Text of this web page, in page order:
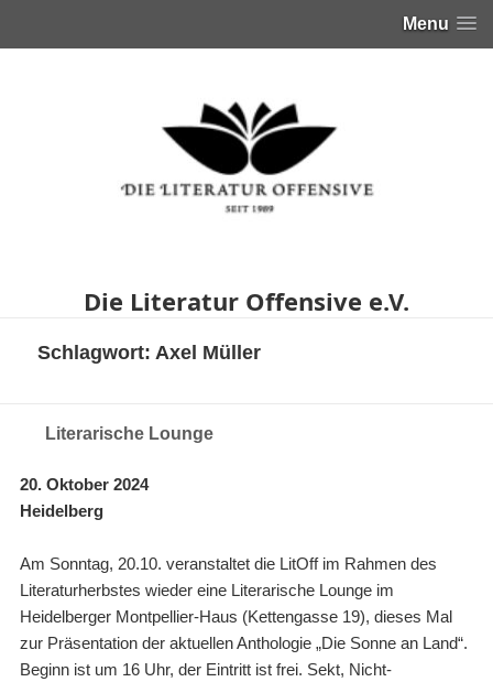
Menu
Die Literatur Offensive e.V.
Schlagwort:Axel Müller
Literarische Lounge
20. Oktober 2024
Heidelberg
Am Sonntag, 20.10. veranstaltet die LitOff im Rahmen des
Literaturherbstes wieder eine Literarische Lounge im
Heidelberger Montpellier-Haus (Kettengasse 19), dieses Mal
zur Präsentation der aktuellen Anthologie „Die Sonne an Land“.
Beginn ist um 16 Uhr, der Eintritt ist frei. Sekt, Nicht-